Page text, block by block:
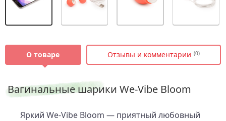
О товаре Отзывы и комментарии (0)
Вагинальные шарики We-Vibe Bloom
Яркий We-Vibe Bloom — приятный любовный